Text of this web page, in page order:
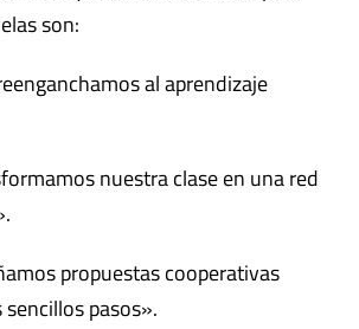
son:
al aprendizaje
nuestra clase en una red
propuestas cooperativas
pasos».